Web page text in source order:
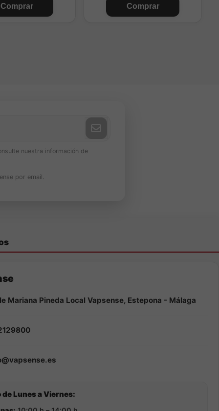
Comprar Comprar
nuestra información de
por email.
Mariana Pineda Local Vapsense, Estepona - Málaga
de Lunes a Viernes: